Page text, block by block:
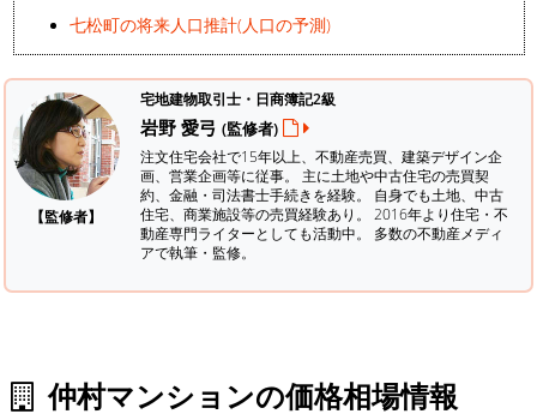
七松町の将来人口推計(人口の予測)
【監修者】
宅地建物取引士・日商簿記2級
岩野 愛弓 (監修者)
注文住宅会社で15年以上、不動産売買、建築デザイン企
画、営業企画等に従事。 主に土地や中古住宅の売買契
約、金融・司法書士手続きを経験。 自身でも土地、中古
住宅、商業施設等の売買経験あり。 2016年より住宅・不
動産専門ライターとしても活動中。 多数の不動産メディ
アで執筆・監修。
仲村マンションの価格相場情報